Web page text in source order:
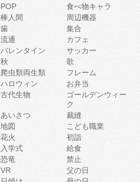
POP
食べ物キャラ
棒人間
周辺機器
歯
集合
流通
カフェ
バレンタイン
サッカー
秋
歌
爬虫類両生類
フレーム
ハロウィン
お弁当
古代生物
ゴールデンウィー
ク
あいさつ
裁縫
地図
こども職業
花火
初詣
入学式
給食
恐竜
禁止
VR
父の日